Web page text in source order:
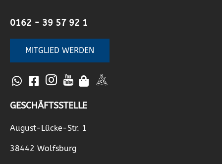
0162 - 39 57 92 1
MITGLIED WERDEN
GESCHÄFTSSTELLE
August-Lücke-Str. 1
38442 Wolfsburg